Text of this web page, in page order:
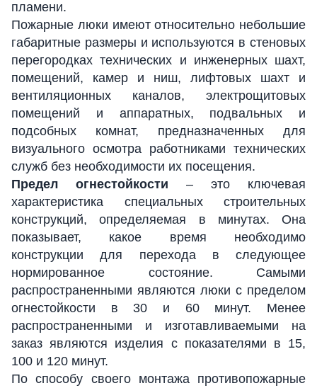
пламени.
Пожарные люки имеют относительно небольшие
габаритные размеры и используются в стеновых
перегородках технических и инженерных шахт,
помещений, камер и ниш, лифтовых шахт и
вентиляционных каналов, электрощитовых
помещений и аппаратных, подвальных и
подсобных комнат, предназначенных для
визуального осмотра работниками технических
служб без необходимости их посещения.
Предел огнестойкости – это ключевая
характеристика специальных строительных
конструкций, определяемая в минутах. Она
показывает, какое время необходимо
конструкции для перехода в следующее
нормированное состояние. Самыми
распространенными являются люки с пределом
огнестойкости в 30 и 60 минут. Менее
распространенными и изготавливаемыми на
заказ являются изделия с показателями в 15,
100 и 120 минут.
По способу своего монтажа противопожарные